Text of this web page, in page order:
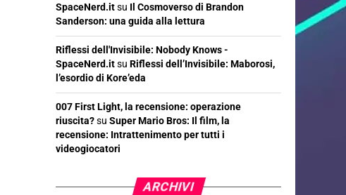
SpaceNerd.itsu Il Cosmoverso di Brandon
Sanderson: una guida alla lettura
Riflessi dell'Invisibile: Nobody Knows -
SpaceNerd.itsu Riflessi dell’Invisibile: Maborosi,
l’esordio di Kore’eda
007 First Light, la recensione: operazione
riuscita?su Super Mario Bros: Il film, la
recensione: Intrattenimento per tutti i
videogiocatori
ARCHIVI